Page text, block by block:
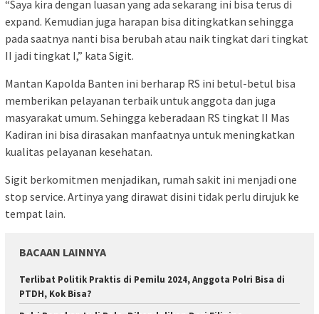
“Saya kira dengan luasan yang ada sekarang ini bisa terus di
expand. Kemudian juga harapan bisa ditingkatkan sehingga
pada saatnya nanti bisa berubah atau naik tingkat dari tingkat
II jadi tingkat I,” kata Sigit.
Mantan Kapolda Banten ini berharap RS ini betul-betul bisa
memberikan pelayanan terbaik untuk anggota dan juga
masyarakat umum. Sehingga keberadaan RS tingkat II Mas
Kadiran ini bisa dirasakan manfaatnya untuk meningkatkan
kualitas pelayanan kesehatan.
Sigit berkomitmen menjadikan, rumah sakit ini menjadi one
stop service. Artinya yang dirawat disini tidak perlu dirujuk ke
tempat lain.
BACAAN LAINNYA
Terlibat Politik Praktis di Pemilu 2024, Anggota Polri Bisa di
PTDH, Kok Bisa?